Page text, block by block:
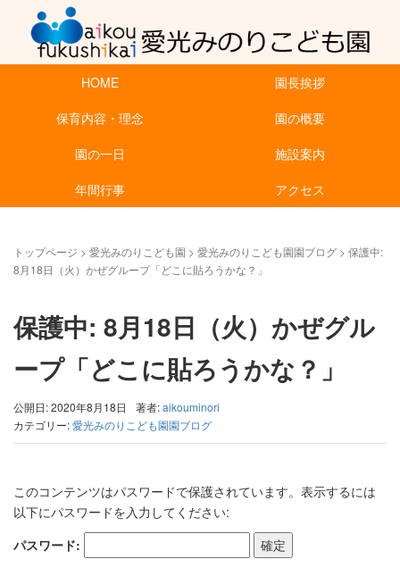
HOME
園長挨拶
保育内容・理念
園の概要
園の一日
施設案内
年間行事
アクセス
トップページ > 愛光みのりこども園 > 愛光みのりこども園園ブログ > 保護中:
8月18日（火）かぜグループ「どこに貼ろうかな？」
保護中: 8月18日（火）かぜグル
ープ「どこに貼ろうかな？」
公開日: 2020年8月18日 著者:aikouminori
カテゴリー:愛光みのりこども園園ブログ
このコンテンツはパスワードで保護されています。表示するには
以下にパスワードを入力してください:
パスワード: